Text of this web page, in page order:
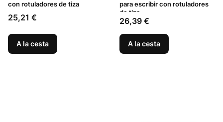
con rotuladores de tiza
Precio
25,21 €
A la cesta
para escribir con rotuladores
de tiza
Precio
26,39 €
A la cesta